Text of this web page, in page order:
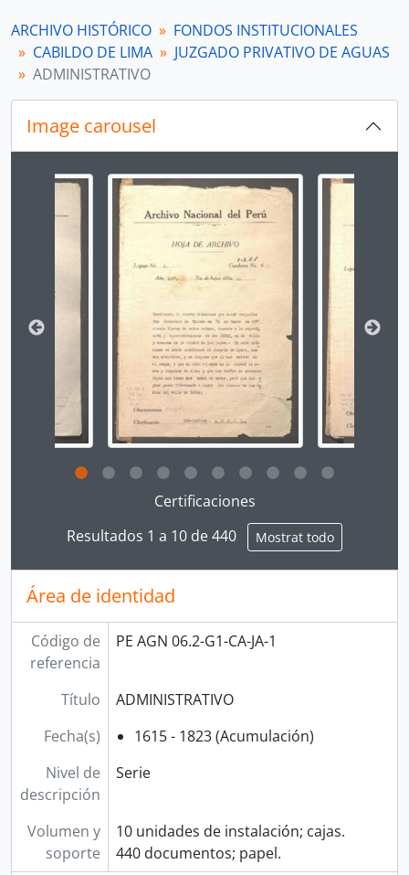
[Unidad de instalación] CAJA 214
[Unidad de instalación] CAJA 215
[Unidad de instalación] CAJA 217
[Unidad de instalación] CAJA 218
[Serie] JUDICIAL
[Fondo] REAL AUDIENCIA DE LIMA
[Fondo] RENTA DE CORREOS
[Fondo] GUERRA Y MARINA
[Fondo] TRIBUNAL DE MINERÍA
[Fondo] CORTE SUPERIOR DE JUSTICIA
[Fondo] MINISTERIO DE GOBIERNO Y POLICÍA
[Fondo] MINISTERIO DE HACIENDA Y COMERCIO
[Fondo] COMISIÓN NACIONAL DEL SESQUICENTENARIO DE LA INDEPENDENCIA DEL PERÚ
[Fondo] ARCHIVO AGRARIO
[Agrupación documental] FONDOS FÁCTICOS
[Agrupación documental] PROTOCOLOS NOTARIALES
[Agrupación documental] COLECCIONES
ARCHIVO HISTÓRICO
FONDOS INSTITUCIONALES
CABILDO DE LIMA
JUZGADO PRIVATIVO DE AGUAS
ADMINISTRATIVO
Image carousel
Changing the current slide of this carousel will
Clicking this description title link will open the
Certificaciones
Resultados 1 a 10 de 440
Mostrat todo
Área de identidad
Código de
referencia
PE AGN 06.2-G1-CA-JA-1
Título
ADMINISTRATIVO
Fecha(s)
1615 - 1823 (Acumulación)
Nivel de
descripción
Serie
Volumen y
soporte
10 unidades de instalación; cajas.
440 documentos; papel.